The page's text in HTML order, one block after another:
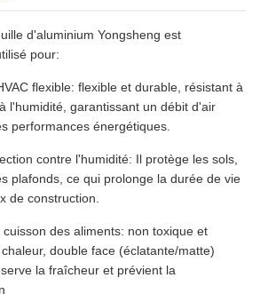
aluminium
d'aluminium Yongsheng est
pour:
flexible: flexible et durable, résistant à
l'humidité, garantissant un débit d'air
performances énergétiques.
contre l'humidité: Il protège les sols,
plafonds, ce qui prolonge la durée de vie
de construction.
cuisson des aliments: non toxique et
double face (éclatante/matte)
la fraîcheur et prévient la